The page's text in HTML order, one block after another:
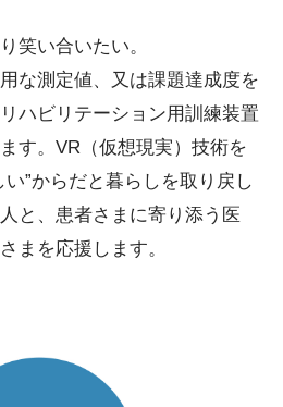
笑い合いたい。
な測定値、又は課題達成度を
ハビリテーション用訓練装置
す。VR（仮想現実）技術を
”からだと暮らしを取り戻し
と、患者さまに寄り添う医
まを応援します。